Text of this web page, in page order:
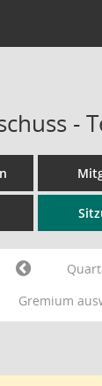
-
Gremium